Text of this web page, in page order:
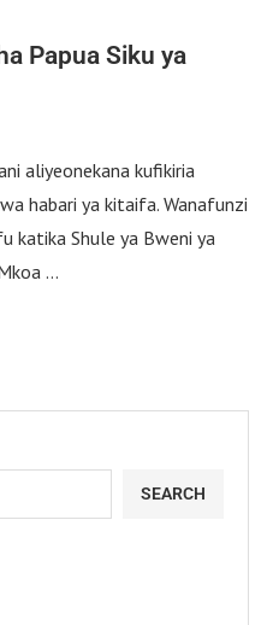
Papua Siku ya
aliyeonekana kufikiria
habari ya kitaifa. Wanafunzi
katika Shule ya Bweni ya
…
SEARCH